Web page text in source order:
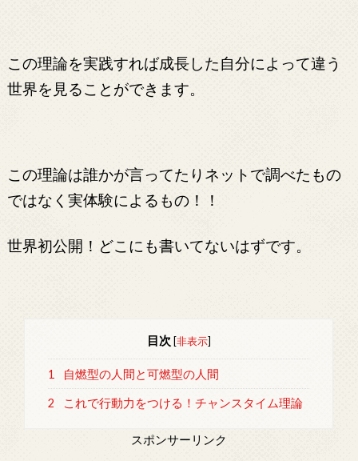
この理論を実践すれば成長した自分によって違う
世界を見ることができます。
この理論は誰かが言ってたりネットで調べたもの
ではなく実体験によるもの！！
世界初公開！どこにも書いてないはずです。
目次 [非表示]
1 自燃型の人間と可燃型の人間
2 これで行動力をつける！チャンスタイム理論
スポンサーリンク